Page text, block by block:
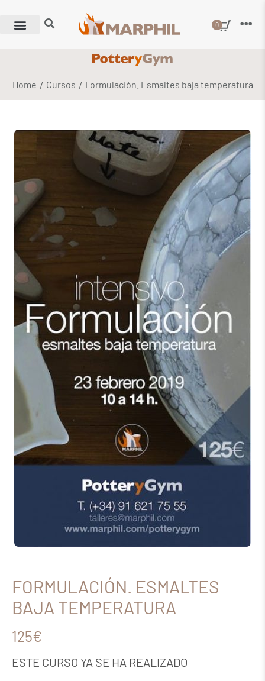
0
Home / Cursos / Formulación. Esmaltes baja temperatura
FORMULACIÓN. ESMALTES
BAJA TEMPERATURA
125€
ESTE CURSO YA SE HA REALIZADO